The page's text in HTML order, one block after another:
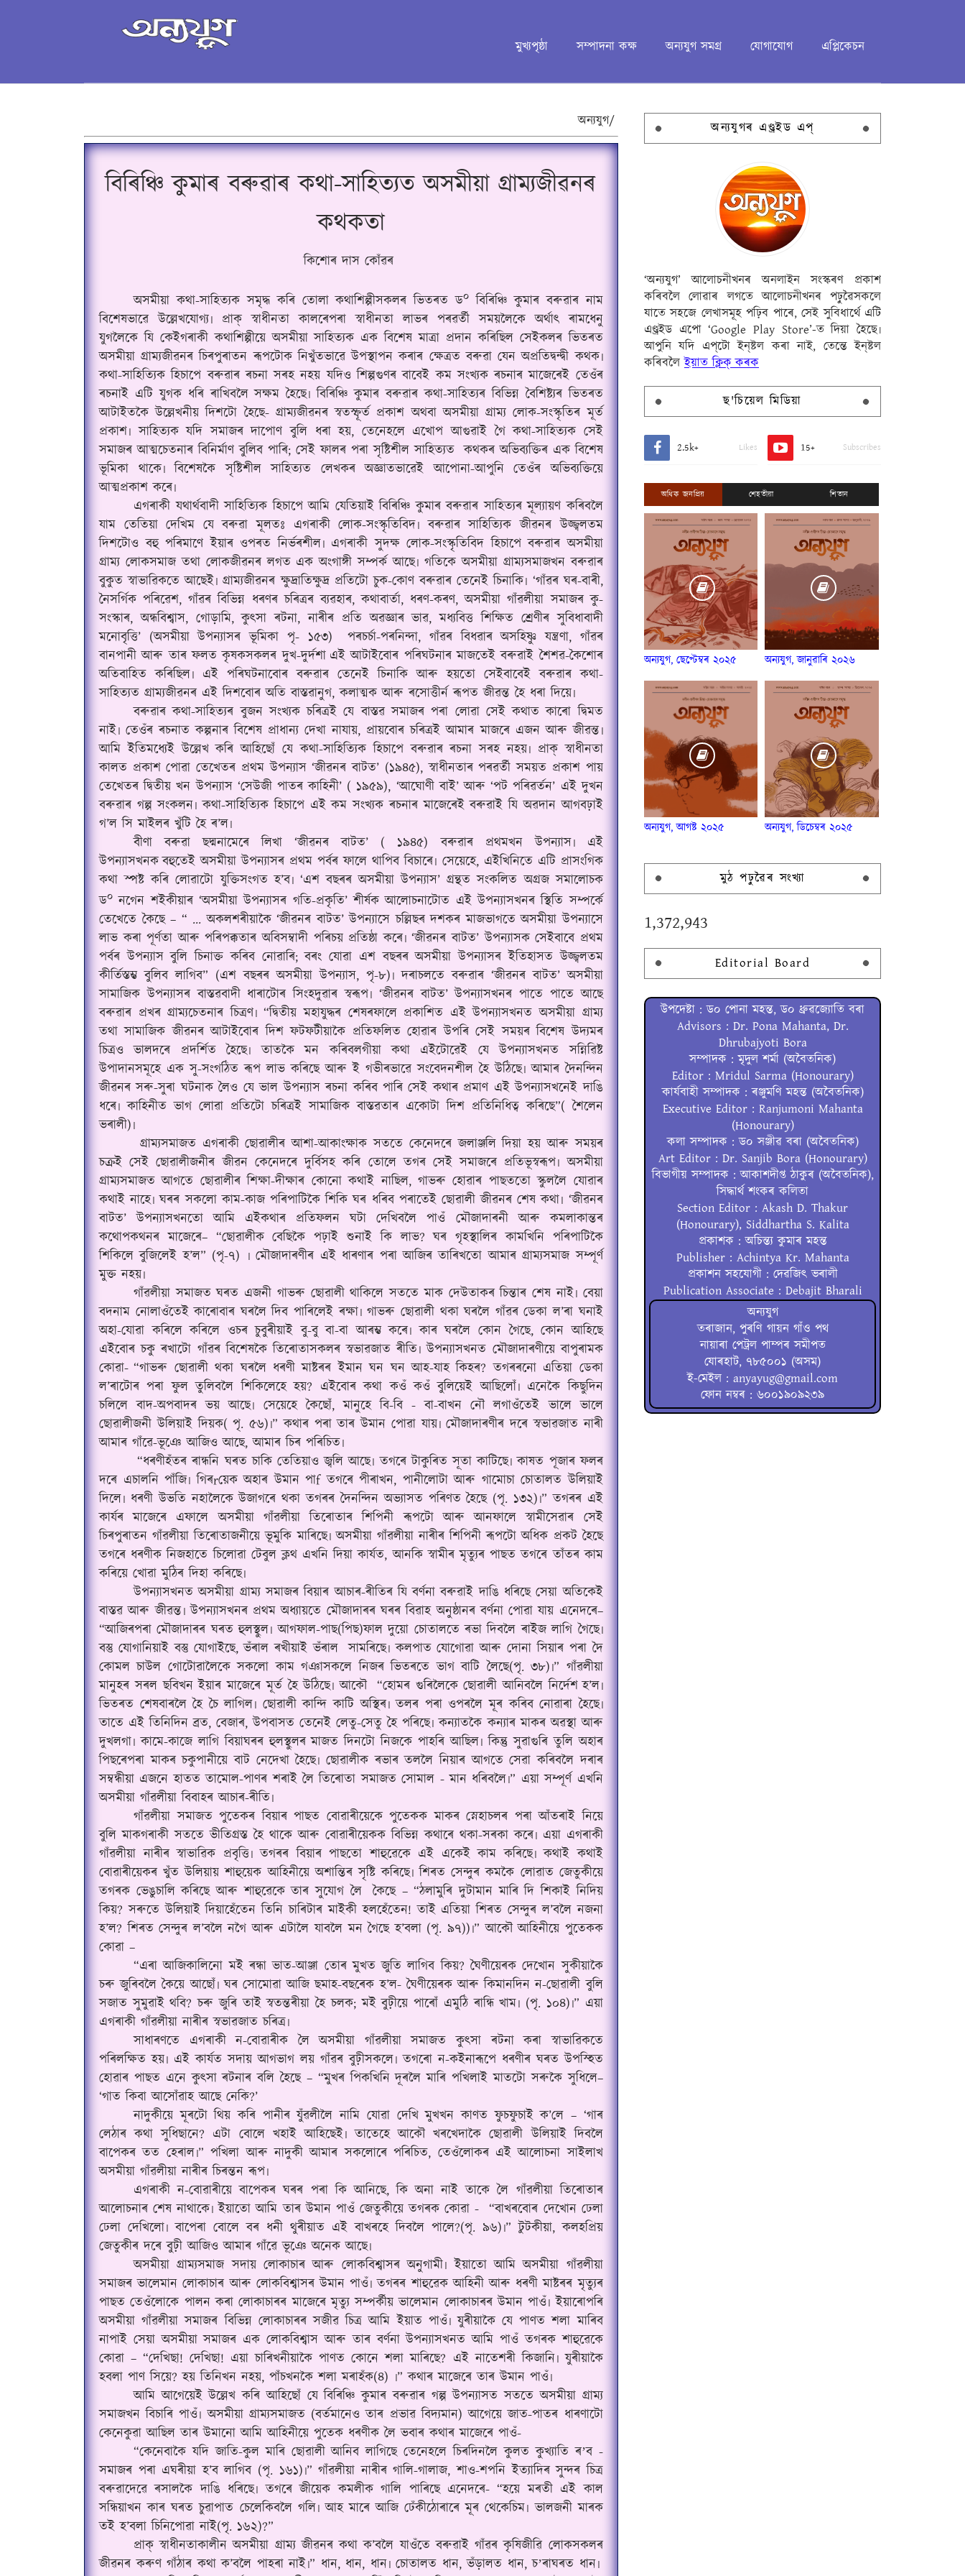
মুখ্যপৃষ্ঠা সম্পাদনা কক্ষ অন্যযুগ সমগ্ৰ যোগাযোগ এপ্লিকেচন
অন্যযুগ/
বিৰিঞ্চি কুমাৰ বৰুৱাৰ কথা-সাহিত্যত অসমীয়া গ্ৰাম্যজীৱনৰ
কথকতা
কিশোৰ দাস কোঁৱৰ
অসমীয়া কথা-সাহিত্যক সমৃদ্ধ কৰি তোলা কথাশিল্পীসকলৰ ভিতৰত ড০ বিৰিঞ্চি কুমাৰ বৰুৱাৰ নাম
বিশেষভাৱে উল্লেখযোগ্য৷ প্ৰাক্ স্বাধীনতা কালৰেপৰা স্বাধীনতা লাভৰ পৰৱৰ্তী সময়লৈকে অৰ্থাৎ ৰামধেনু
যুগলৈকে যি কেইগৰাকী কথাশিল্পীয়ে অসমীয়া সাহিত্যক এক বিশেষ মাত্ৰা প্ৰদান কৰিছিল সেইকলৰ ভিতৰত
অসমীয়া গ্ৰাম্যজীৱনৰ চিৰপুৰাতন ৰূপটোক নিখুঁতভাৱে উপস্থাপন কৰাৰ ক্ষেত্ৰত বৰুৱা যেন অপ্ৰতিদ্বন্দ্বী কথক৷
কথা-সাহিত্যিক হিচাপে বৰুৱাৰ ৰচনা সৰহ নহয় যদিও শিল্পগুণৰ বাবেই কম সংখ্যক ৰচনাৰ মাজেৰেই তেওঁৰ
ৰচনাই এটি যুগক ধৰি ৰাখিবলৈ সক্ষম হৈছে৷ বিৰিঞ্চি কুমাৰ বৰুৱাৰ কথা-সাহিত্যৰ বিভিন্ন বৈশিষ্ট্যৰ ভিতৰত
আটাইতকৈ উল্লেখনীয় দিশটো হৈছে- গ্ৰাম্যজীৱনৰ স্বতস্ফূৰ্ত প্ৰকাশ অথবা অসমীয়া গ্ৰাম্য লোক-সংস্কৃতিৰ মূৰ্ত
প্ৰকাশ৷ সাহিত্যক যদি সমাজৰ দাপোণ বুলি ধৰা হয়, তেনেহলে এখোপ আগুৱাই গৈ কথা-সাহিত্যক সেই
সমাজৰ আত্মচেতনাৰ বিনিৰ্মাণ বুলিব পাৰি; সেই ফালৰ পৰা সৃষ্টিশীল সাহিত্যত কথকৰ অভিব্যক্তিৰ এক বিশেষ
ভূমিকা থাকে৷ বিশেষকৈ সৃষ্টিশীল সাহিত্যত লেখকৰ অজ্ঞাতভাৱেই আপোনা-আপুনি তেওঁৰ অভিব্যক্তিয়ে
আত্মপ্ৰকাশ কৰে৷
এগৰাকী যথাৰ্থবাদী সাহিত্যিক হিচাপে আমি যেতিয়াই বিৰিঞ্চি কুমাৰ বৰুৱাৰ সাহিত্যৰ মূল্যায়ণ কৰিবলৈ
যাম তেতিয়া দেখিম যে বৰুৱা মূলতঃ এগৰাকী লোক-সংস্কৃতিবিদ৷ বৰুৱাৰ সাহিত্যিক জীৱনৰ উজ্জ্বলতম
দিশটোও বহু পৰিমাণে ইয়াৰ ওপৰত নিৰ্ভৰশীল৷ এগৰাকী সুদক্ষ লোক-সংস্কৃতিবিদ হিচাপে বৰুৱাৰ অসমীয়া
গ্ৰাম্য লোকসমাজ তথা লোকজীৱনৰ লগত এক অংগাঙ্গী সম্পৰ্ক আছে৷ গতিকে অসমীয়া গ্ৰাম্যসমাজখন বৰুৱাৰ
বুকুত স্বাভাৱিকতে আছেই৷ গ্ৰাম্যজীৱনৰ ক্ষুদ্ৰাতিক্ষুদ্ৰ প্ৰতিটো চুক-কোণ বৰুৱাৰ তেনেই চিনাকি৷ ‘গাঁৱৰ ঘৰ-বাৰী,
নৈসৰ্গিক পৰিৱেশ, গাঁৱৰ বিভিন্ন ধৰণৰ চৰিত্ৰৰ ব্যৱহাৰ, কথাবাৰ্তা, ধৰণ-কৰণ, অসমীয়া গাঁৱলীয়া সমাজৰ কু-
সংস্কাৰ, অন্ধবিশ্বাস, গোড়ামি, কুৎসা ৰটনা, নাৰীৰ প্ৰতি অৱজ্ঞাৰ ভাৱ, মধ্যবিত্ত শিক্ষিত শ্ৰেণীৰ সুবিধাবাদী
মনোবৃত্তি’ (অসমীয়া উপন্যাসৰ ভূমিকা পৃ- ১৫৩)
পৰচৰ্চা-পৰনিন্দা, গাঁৱৰ বিধৱাৰ অসহিষ্ণু যন্ত্ৰণা, গাঁৱৰ
বানপানী আৰু তাৰ ফলত কৃষকসকলৰ দুখ-দুৰ্দশা এই আটাইবোৰ পৰিঘটনাৰ মাজতেই বৰুৱাই শৈশৱ-কৈশোৰ
অতিবাহিত কৰিছিল৷ এই পৰিঘটনাবোৰ বৰুৱাৰ তেনেই চিনাকি আৰু হয়তো সেইবাবেই বৰুৱাৰ কথা-
সাহিত্যত গ্ৰাম্যজীৱনৰ এই দিশবোৰ অতি বাস্তৱানুগ, কলাত্মক আৰু ৰসোত্তীৰ্ন ৰূপত জীৱন্ত হৈ ধৰা দিয়ে৷
বৰুৱাৰ কথা-সাহিত্যৰ বুজন সংখ্যক চৰিত্ৰই যে বাস্তৱ সমাজৰ পৰা লোৱা সেই কথাত কাৰো দ্বিমত
নাই৷ তেওঁৰ ৰচনাত কল্পনাৰ বিশেষ প্ৰাধান্য দেখা নাযায়, প্ৰায়বোৰ চৰিত্ৰই আমাৰ মাজৰে এজন আৰু জীৱন্ত৷
আমি ইতিমধ্যেই উল্লেখ কৰি আহিছোঁ যে কথা-সাহিত্যিক হিচাপে বৰুৱাৰ ৰচনা সৰহ নহয়৷ প্ৰাক্ স্বাধীনতা
কালত প্ৰকাশ পোৱা তেখেতৰ প্ৰথম উপন্যাস ‘জীৱনৰ বাটত’ (১৯৪৫), স্বাধীনতাৰ পৰৱৰ্তী সময়ত প্ৰকাশ পায়
তেখেতৰ দ্বিতীয় খন উপন্যাস ‘সেউজী পাতৰ কাহিনী’ ( ১৯৫৯), ‘আঘোণী বাই’ আৰু ‘পট পৰিৱৰ্তন’ এই দুখন
বৰুৱাৰ গল্প সংকলন৷ কথা-সাহিত্যিক হিচাপে এই কম সংখ্যক ৰচনাৰ মাজেৰেই বৰুৱাই যি অৱদান আগবঢ়াই
গ’ল সি মাইলৰ খুঁটি হৈ ৰ’ল৷
বীণা বৰুৱা ছদ্মনামেৰে লিখা ‘জীৱনৰ বাটত’ ( ১৯৪৫) বৰুৱাৰ প্ৰথমখন উপন্যাস৷ এই
উপন্যাসখনকবহুতেই অসমীয়া উপন্যাসৰ প্ৰথম পৰ্বৰ ফালে থাপিব বিচাৰে৷ সেয়েহে, এইখিনিতে এটি প্ৰাসংগিক
কথা স্পষ্ট কৰি লোৱাটো যুক্তিসংগত হ’ব৷ ‘এশ বছৰৰ অসমীয়া উপন্যাস’ গ্ৰন্থত সংকলিত অগ্ৰজ সমালোচক
ড০ নগেন শইকীয়াৰ ‘অসমীয়া উপন্যাসৰ গতি-প্ৰকৃতি’ শীৰ্ষক আলোচনাটোত এই উপন্যাসখনৰ স্থিতি সম্পৰ্কে
তেখেতে কৈছে – “ ... অকলশৰীয়াকৈ ‘জীৱনৰ বাটত’ উপন্যাসে চল্লিছৰ দশকৰ মাজভাগতে অসমীয়া উপন্যাসে
লাভ কৰা পূৰ্ণতা আৰু পৰিপক্কতাৰ অবিসম্বাদী পৰিচয় প্ৰতিষ্ঠা কৰে৷ ‘জীৱনৰ বাটত’ উপন্যাসক সেইবাবে প্ৰথম
পৰ্বৰ উপন্যাস বুলি চিনাক্ত কৰিব নোৱাৰি; বৰং যোৱা এশ বছৰৰ অসমীয়া উপন্যাসৰ ইতিহাসত উজ্জ্বলতম
কীৰ্তিস্তম্ভ বুলিব লাগিব” (এশ বছৰৰ অসমীয়া উপন্যাস, পৃ-৮)৷ দৰাচলতে বৰুৱাৰ ‘জীৱনৰ বাটত’ অসমীয়া
সামাজিক উপন্যাসৰ বাস্তৱবাদী ধাৰাটোৰ সিংহদুৱাৰ স্বৰূপ৷ ‘জীৱনৰ বাটত’ উপন্যাসখনৰ পাতে পাতে আছে
বৰুৱাৰ প্ৰখৰ গ্ৰাম্যচেতনাৰ চিত্ৰণ৷ “দ্বিতীয় মহাযুদ্ধৰ শেষৰফালে প্ৰকাশিত এই উপন্যাসখনত অসমীয়া গ্ৰাম্য
তথা সামাজিক জীৱনৰ আটাইবোৰ দিশ ফটফটীয়াকৈ প্ৰতিফলিত হোৱাৰ উপৰি সেই সময়ৰ বিশেষ উদ্যমৰ
চিত্ৰও ভালদৰে প্ৰদৰ্শিত হৈছে৷ তাতকৈ মন কৰিবলগীয়া কথা এইটোৱেই যে উপন্যাসখনত সন্নিৱিষ্ট
উপাদানসমূহে এক সু-সংগঠিত ৰূপ লাভ কৰিছে আৰু ই গভীৰভাৱে সংবেদনশীল হৈ উঠিছে৷ আমাৰ দৈনন্দিন
জীৱনৰ সৰু-সুৰা ঘটনাক লৈও যে ভাল উপন্যাস ৰচনা কৰিব পাৰি সেই কথাৰ প্ৰমাণ এই উপন্যাসখনেই দাঙি
ধৰে৷ কাহিনীত ভাগ লোৱা প্ৰতিটো চৰিত্ৰই সামাজিক বাস্তৱতাৰ একোটা দিশ প্ৰতিনিধিত্ব কৰিছে”( শৈলেন
ভৰালী)৷
গ্ৰাম্যসমাজত এগৰাকী ছোৱালীৰ আশা-আকাংক্ষাক সততে কেনেদৰে জলাঞ্জলি দিয়া হয় আৰু সময়ৰ
চক্ৰই সেই ছোৱালীজনীৰ জীৱন কেনেদৰে দুৰ্বিসহ কৰি তোলে তগৰ সেই সমাজৰে প্ৰতিভূস্বৰূপ৷ অসমীয়া
গ্ৰাম্যসমাজত আগতে ছোৱালীৰ শিক্ষা-দীক্ষাৰ কোনো কথাই নাছিল, গাভৰু হোৱাৰ পাছততো স্কুললৈ যোৱাৰ
কথাই নাহে৷ ঘৰৰ সকলো কাম-কাজ পৰিপাটিকৈ শিকি ঘৰ ধৰিব পৰাতেই ছোৱালী জীৱনৰ শেষ কথা৷ ‘জীৱনৰ
বাটত’ উপন্যাসখনতো আমি এইকথাৰ প্ৰতিফলন ঘটা দেখিবলৈ পাওঁ মৌজাদাৰনী আৰু কমলাকান্তৰ
কথোপকথনৰ মাজেৰে– “ছোৱালীক বেছিকৈ পঢ়াই শুনাই কি লাভ? ঘৰ গৃহস্থালিৰ কামখিনি পৰিপাটিকৈ
শিকিলে বুজিলেই হ’ল” (পৃ-৭) ৷ মৌজাদাৰণীৰ এই ধাৰণাৰ পৰা আজিৰ তাৰিখতো আমাৰ গ্ৰাম্যসমাজ সম্পূৰ্ণ
মুক্ত নহয়৷
গাঁৱলীয়া সমাজত ঘৰত এজনী গাভৰু ছোৱালী থাকিলে সততে মাক দেউতাকৰ চিন্তাৰ শেষ নাই৷ বেয়া
বদনাম নোলাওঁতেই কাৰোবাৰ ঘৰলৈ দিব পাৰিলেই ৰক্ষা৷ গাভৰু ছোৱালী থকা ঘৰলৈ গাঁৱৰ ডেকা ল’ৰা ঘনাই
অহা-যোৱা কৰিলে কৰিলে ওচৰ চুবুৰীয়াই বু-বু বা-বা আৰম্ভ কৰে৷ কাৰ ঘৰলৈ কোন গৈছে, কোন আহিছে
এইবোৰ চকু ৰখাটো গাঁৱৰ বিশেষকৈ তিৰোতাসকলৰ স্বভাৱজাত ৰীতি৷ উপন্যাসখনত মৌজাদাৰণীয়ে বাপুৰামক
কোৱা- “গাভৰু ছোৱালী থকা ঘৰলৈ ধৰণী মাষ্টৰৰ ইমান ঘন ঘন আহ-যাহ কিহৰ? তগৰৰনো এতিয়া ডেকা
ল’ৰাটোৰ পৰা ফুল তুলিবলৈ শিকিলেহে হয়? এইবোৰ কথা কওঁ কওঁ বুলিয়েই আছিলোঁ৷ এনেকৈ কিছুদিন
চলিলে বাদ-অপবাদৰ ভয় আছে৷ সেয়েহে কৈছোঁ, মানুহে বি-বি - বা-বাখন নৌ লগাওঁতেই ভালে ভালে
ছোৱালীজনী উলিয়াই দিয়ক( পৃ. ৫৬)৷” কথাৰ পৰা তাৰ উমান পোৱা যায়৷ মৌজাদাৰণীৰ দৰে স্বভাৱজাত নাৰী
আমাৰ গাঁৱে-ভূঞে আজিও আছে, আমাৰ চিৰ পৰিচিত৷
“ধৰণীহঁতৰ ৰান্ধনি ঘৰত চাকি তেতিয়াও জ্বলি আছে৷ তগৰে টাকুৰিত সূতা কাটিছে৷ কাষত পূজাৰ ফলৰ
দৰে এচালনি পাঁজি৷ গিৰrয়েক অহাৰ উমান পাf তগৰে পীৰাখন, পানীলোটা আৰু গামোচা চোতালত উলিয়াই
দিলে৷ ধৰণী উভতি নহালৈকে উজাগৰে থকা তগৰৰ দৈনন্দিন অভ্যাসত পৰিণত হৈছে (পৃ. ১৩২)৷” তগৰৰ এই
কাৰ্যৰ মাজেৰে এফালে অসমীয়া গাঁৱলীয়া তিৰোতাৰ শিপিনী ৰূপটো আৰু আনফালে স্বামীসেৱাৰ সেই
চিৰপুৰাতন গাঁৱলীয়া তিৰোতাজনীয়ে ভূমুকি মাৰিছে৷ অসমীয়া গাঁৱলীয়া নাৰীৰ শিপিনী ৰূপটো অধিক প্ৰকট হৈছে
তগৰে ধৰণীক নিজহাতে চিলোৱা টেবুল ক্লথ এখনি দিয়া কাৰ্যত, আনকি স্বামীৰ মৃত্যুৰ পাছত তগৰে তাঁতৰ কাম
কৰিয়ে খোৱা মুঠিৰ দিহা কৰিছে৷
উপন্যাসখনত অসমীয়া গ্ৰাম্য সমাজৰ বিয়াৰ আচাৰ-ৰীতিৰ যি বৰ্ণনা বৰুৱাই দাঙি ধৰিছে সেয়া অতিকেই
বাস্তৱ আৰু জীৱন্ত৷ উপন্যাসখনৰ প্ৰথম অধ্যায়তে মৌজাদাৰৰ ঘৰৰ বিৱাহ অনুষ্ঠানৰ বৰ্ণনা পোৱা যায় এনেদৰে–
“আজিৰপৰা মৌজাদাৰৰ ঘৰত হুলস্থুল৷ আগফাল-পাছ(পিছ)ফাল দুয়ো চোতালতে ৰভা দিবলৈ ৰাইজ লাগি গৈছে৷
বস্তু যোগানিয়াই বস্তু যোগাইছে, ভঁৰাল ৰখীয়াই ভঁৰাল সামৰিছে৷ কলপাত যোগোৱা আৰু দোনা সিয়াৰ পৰা দৈ
কোমল চাউল গোটোৱালৈকে সকলো কাম গঞাসকলে নিজৰ ভিতৰতে ভাগ বাটি লৈছে(পৃ. ৩৮)৷” গাঁৱলীয়া
মানুহৰ সৰল ছবিখন ইয়াৰ মাজেৰে মূৰ্ত হৈ উঠিছে৷ আকৌ “হোমৰ গুৰিলৈকে ছোৱালী আনিবলৈ নিৰ্দেশ হ’ল৷
ভিতৰত শেষবাৰলৈ হৈ চৈ লাগিল৷ ছোৱালী কান্দি কাটি অস্থিৰ৷ তলৰ পৰা ওপৰলৈ মূৰ কৰিব নোৱাৰা হৈছে৷
তাতে এই তিনিদিন ব্ৰত, বেজাৰ, উপবাসত তেনেই লেতু-সেতু হৈ পৰিছে৷ কন্যাতকৈ কন্যাৰ মাকৰ অৱস্থা আৰু
দুখলগা৷ কামে-কাজে লাগি বিয়াঘৰৰ হুলস্থুলৰ মাজত দিনটো নিজকে পাহৰি আছিল৷ কিন্তু সুৱাগুৰি তুলি অহাৰ
পিছৰেপৰা মাকৰ চকুপানীয়ে বাট নেদেখা হৈছে৷ ছোৱালীক ৰভাৰ তললৈ নিয়াৰ আগতে সেৱা কৰিবলৈ দৰাৰ
সম্বন্ধীয়া এজনে হাতত তামোল-পাণৰ শৰাই লৈ তিৰোতা সমাজত সোমাল - মান ধৰিবলৈ৷” এয়া সম্পূৰ্ণ এখনি
অসমীয়া গাঁৱলীয়া বিবাহৰ আচাৰ-ৰীতি৷
গাঁৱলীয়া সমাজত পুতেকৰ বিয়াৰ পাছত বোৱাৰীয়েকে পুতেকক মাকৰ স্নেহাচলৰ পৰা আঁতৰাই নিয়ে
বুলি মাকগৰাকী সততে ভীতিগ্ৰস্ত হৈ থাকে আৰু বোৱাৰীয়েকক বিভিন্ন কথাৰে থকা-সৰকা কৰে৷ এয়া এগৰাকী
গাঁৱলীয়া নাৰীৰ স্বাভাৱিক প্ৰবৃত্তি৷ তগৰৰ বিয়াৰ পাছতো শাহুৱেকে এই একেই কাম কৰিছে৷ কথাই কথাই
বোৱাৰীয়েকৰ খুঁত উলিয়ায় শাহুয়েক আহিনীয়ে অশান্তিৰ সৃষ্টি কৰিছে৷ শিৰত সেন্দুৰ কমকৈ লোৱাত জেতুকীয়ে
তগৰক ভেঙুচালি কৰিছে আৰু শাহুৱেকে তাৰ সুযোগ লৈ কৈছে – “ঠলামুৰি দুটামান মাৰি দি শিকাই নিদিয়
কিয়? সৰুতে উলিয়াই দিয়াহেঁতেন তিনি চাৰিটাৰ মাইকী হলহেঁতেন! তাই এতিয়া শিৰত সেন্দুৰ ল’বলৈ নজনা
হ’ল? শিৰত সেন্দুৰ ল’বলৈ নগৈ আৰু এটালৈ যাবলৈ মন গৈছে হ’বলা (পৃ. ৯৭))৷” আকৌ আহিনীয়ে পুতেকক
কোৱা –
“এৰা আজিকালিনো মই ৰন্ধা ভাত-আঞ্জা তোৰ মুখত জুতি লাগিব কিয়? ঘৈণীয়েৰক দেখোন সুকীয়াকৈ
চৰু জুৰিবলৈ কৈয়ে আছোঁ৷ ঘৰ সোমোৱা আজি ছমাহ-বছৰেক হ’ল- ঘৈণীয়েৰক আৰু কিমানদিন ন-ছোৱালী বুলি
সজাত সুমুৱাই থবি? চৰু জুৰি তাই স্বতন্তৰীয়া হৈ চলক; মই বুঢ়ীয়ে পাৰোঁ এমুঠি ৰান্ধি খাম৷ (পৃ. ১০৪)৷” এয়া
এগৰাকী গাঁৱলীয়া নাৰীৰ স্বভাৱজাত চৰিত্ৰ৷
সাধাৰণতে এগৰাকী ন-বোৱাৰীক লৈ অসমীয়া গাঁৱলীয়া সমাজত কুৎসা ৰটনা কৰা স্বাভাৱিকতে
পৰিলক্ষিত হয়৷ এই কাৰ্যত সদায় আগভাগ লয় গাঁৱৰ বুঢ়ীসকলে৷ তগৰো ন-কইনাৰূপে ধৰণীৰ ঘৰত উপস্হিত
হোৱাৰ পাছত এনে কুৎসা ৰটনাৰ বলি হৈছে – “মুখৰ পিকখিনি দূৰলৈ মাৰি পখিলাই মাতটো সৰুকৈ সুধিলে–
‘গাত কিবা আসোঁৱাহ আছে নেকি?’
নাদুকীয়ে মূৰটো থিয় কৰি পানীৰ যুঁৱলীলৈ নামি যোৱা দেখি মুখখন কাণত ফুচফুচাই ক’লে – ‘গাৰ
লেঠাৰ কথা সুধিছানে? এটা বোলে খহাই আহিছেই৷ তাতেহে আকৌ খৰখেদাকৈ ছোৱালী উলিয়াই দিবলৈ
বাপেকৰ তত হেৰাল৷” পখিলা আৰু নাদুকী আমাৰ সকলোৰে পৰিচিত, তেওঁলোকৰ এই আলোচনা সাইলাখ
অসমীয়া গাঁৱলীয়া নাৰীৰ চিৰন্তন ৰূপ৷
এগৰাকী ন-বোৱাৰীয়ে বাপেকৰ ঘৰৰ পৰা কি আনিছে, কি অনা নাই তাকে লৈ গাঁৱলীয়া তিৰোতাৰ
আলোচনাৰ শেষ নাথাকে৷ ইয়াতো আমি তাৰ উমান পাওঁ জেতুকীয়ে তগৰক কোৱা - “বাখৰবোৰ দেখোন ঢেলা
ঢেলা দেখিলো৷ বাপেৰা বোলে বৰ ধনী থুৰীয়াত এই বাখৰহে দিবলৈ পালে?(পৃ. ৯৬)৷” টুটকীয়া, কলহপ্ৰিয়
জেতুকীৰ দৰে বুঢ়ী আজিও আমাৰ গাঁৱে ভূঞে অনেক আছে৷
অসমীয়া গ্ৰাম্যসমাজ সদায় লোকাচাৰ আৰু লোকবিশ্বাসৰ অনুগামী৷ ইয়াতো আমি অসমীয়া গাঁৱলীয়া
সমাজৰ ভালেমান লোকাচাৰ আৰু লোকবিশ্বাসৰ উমান পাওঁ৷ তগৰৰ শাহুৱেক আহিনী আৰু ধৰণী মাষ্টৰৰ মৃত্যুৰ
পাছত তেওঁলোকে পালন কৰা লোকাচাৰৰ মাজেৰে মৃত্যু সম্পৰ্কীয় ভালেমান লোকাচাৰৰ উমান পাওঁ৷ ইয়াৰোপৰি
অসমীয়া গাঁৱলীয়া সমাজৰ বিভিন্ন লোকাচাৰৰ সজীৱ চিত্ৰ আমি ইয়াত পাওঁ৷ যুৰীয়াকৈ যে পাণত শলা মাৰিব
নাপাই সেয়া অসমীয়া সমাজৰ এক লোকবিশ্বাস আৰু তাৰ বৰ্ণনা উপন্যাসখনত আমি পাওঁ তগৰক শাহুৱেকে
কোৱা – “দেখিছা! দেখিছা! এয়া চাৰিখনীয়াকৈ পাণত কোনে শলা মাৰিছে? এই নাতেশৰী কিজানি৷ যুৰীয়াকৈ
হবলা পাণ সিয়ে? হয় তিনিখন নহয়, পাঁচখনকৈ শলা মৰাহঁক(৪) ৷” কথাৰ মাজেৰে তাৰ উমান পাওঁ৷
আমি আগেয়েই উল্লেখ কৰি আহিছোঁ যে বিৰিঞ্চি কুমাৰ বৰুৱাৰ গল্প উপন্যাসত সততে অসমীয়া গ্ৰাম্য
সমাজখন বিচাৰি পাওঁ৷ অসমীয়া গ্ৰাম্যসমাজত (বৰ্তমানেও তাৰ প্ৰভাৱ বিদ্যমান) আগেয়ে জাত-পাতৰ ধাৰণাটো
কেনেকুৱা আছিল তাৰ উমানো আমি আহিনীয়ে পুতেক ধৰণীক লৈ ভবাৰ কথাৰ মাজেৰে পাওঁ-
“কেনেবাকৈ যদি জাতি-কুল মাৰি ছোৱালী আনিব লাগিছে তেনেহলে চিৰদিনলৈ কুলত কুখ্যাতি ৰʼব -
সমাজৰ পৰা এঘৰীয়া হ’ব লাগিব (পৃ. ১৬১)৷” গাঁৱলীয়া নাৰীৰ গালি-গালাজ, শাও-শপনি ইত্যাদিৰ সুন্দৰ চিত্ৰ
বৰুৱাদেৱে ৰসালকৈ দাঙি ধৰিছে৷ তগৰে জীয়েক কমলীক গালি পাৰিছে এনেদৰে- “হয়ে মৰতী এই কাল
সন্ধিয়াখন কাৰ ঘৰত চুৱাপাত চেলেকিবলৈ গলি৷ আহ মাৰে আজি ঢেঁকীঠোৰাৰে মূৰ থেকেচিম৷ ভালজনী মাৰক
তই হ’বলা চিনিপোৱা নাই(পৃ. ১৬২)?”
প্ৰাক্ স্বাধীনতাকালীন অসমীয়া গ্ৰাম্য জীৱনৰ কথা ক’বলৈ যাওঁতে বৰুৱাই গাঁৱৰ কৃষিজীৱি লোকসকলৰ
জীৱনৰ কৰুণ গাঁঠাৰ কথা ক’বলৈ পাহৰা নাই৷” ধান, ধান, ধান৷ চোতালত ধান, ভঁড়ালত ধান, চʼৰাঘৰত ধান৷
অন্যযুগৰ এণ্ড্ৰইড এপ্
‘অন্যযুগ’ আলোচনীখনৰ অনলাইন সংস্কৰণ প্ৰকাশ
কৰিবলৈ লোৱাৰ লগতে আলোচনীখনৰ পঢ়ুৱৈসকলে
যাতে সহজে লেখাসমূহ পঢ়িব পাৰে, সেই সুবিধাৰ্থে এটি
এণ্ড্ৰইড এপো ‘Google Play Store’-ত দিয়া হৈছে৷
আপুনি যদি এপ্‌টো ইন্‌ষ্টল কৰা নাই, তেন্তে ইন্‌ষ্টল
কৰিবলৈইয়াত ক্লিক্ কৰক
ছ'চিয়েল মিডিয়া
2.5k+ Likes 15+ Subscribes
অধিক জনপ্ৰিয় শেহতীয়া শিতান
অন্যযুগ, ছেপ্টেম্বৰ ২০২৫ অন্যযুগ, জানুৱাৰি ২০২৬
অন্যযুগ, আগষ্ট ২০২৫ অন্যযুগ, ডিচেম্বৰ ২০২৫
মুঠ পঢ়ুৱৈৰ সংখ্যা
1,372,943
Editorial Board
উপদেষ্টা : ড০ পোনা মহন্ত, ড০ ধ্ৰুৱজ্যোতি বৰা
Advisors : Dr. Pona Mahanta, Dr.
Dhrubajyoti Bora
সম্পাদক : মৃদুল শৰ্মা (অবৈতনিক)
Editor : Mridul Sarma (Honourary)
কাৰ্যবাহী সম্পাদক : ৰঞ্জুমণি মহন্ত (অবৈতনিক)
Executive Editor : Ranjumoni Mahanta
(Honourary)
কলা সম্পাদক : ড০ সঞ্জীৱ বৰা (অবৈতনিক)
Art Editor : Dr. Sanjib Bora (Honourary)
বিভাগীয় সম্পাদক : আকাশদীপ্ত ঠাকুৰ (অবৈতনিক),
সিদ্ধাৰ্থ শংকৰ কলিতা
Section Editor : Akash D. Thakur
(Honourary), Siddhartha S. Kalita
প্ৰকাশক : অচিন্ত্য কুমাৰ মহন্ত
Publisher : Achintya Kr. Mahanta
প্ৰকাশন সহযোগী : দেৱজিৎ ভৰালী
Publication Associate : Debajit Bharali
অন্যযুগ
তৰাজান, পুৰণি গায়ন গাঁও পথ
নায়াৰা পেট্ৰল পাম্পৰ সমীপত
যোৰহাট, ৭৮৫০০১ (অসম)
ই-মেইল : anyayug@gmail.com
ফোন নম্বৰ : ৬০০১৯০৯২৩৯